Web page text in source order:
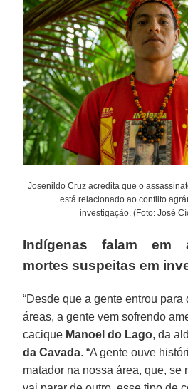
Josenildo Cruz acredita que o
está relacionado ao conflito
investigação. (Foto: José
Indígenas falam em
mortes suspeitas em
“Desde que a gente entrou
áreas, a gente vem sofrendo
cacique Manoel do Lago, da
da Cavada. “A gente ouve
matador na nossa área, que, se